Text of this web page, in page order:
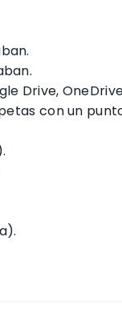
Drive,
con un